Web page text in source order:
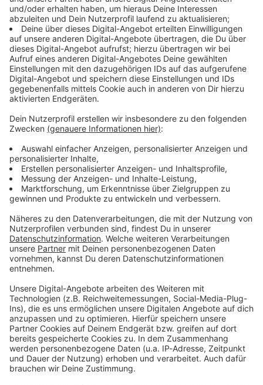
Immer auf dem Laufenden
bleiben!
Verpass' nichts mehr - mit unserem kostenlosen
ANTENNE BAYERN Newsletter. Ob Nachrichten,
Lifestyle oder unsere neuesten Aktionen - wir
informieren dich.
Zum Newsletter anmelden
Studio Hotline
Kontaktformular
Sprachnachricht